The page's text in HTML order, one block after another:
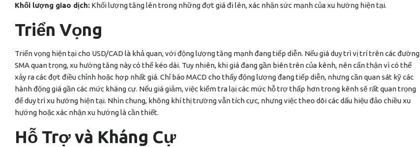
Khối lượng giao dịch: Khối lượng tăng lên trong những đợt giá đi lên, xác nhận sức mạnh của xu hướng hiện tại.
Triển Vọng
Triển vọng hiện tại cho USD/CAD là khả quan, với động lượng tăng mạnh đang tiếp diễn. Nếu giá duy trì vị trí trên các đường
SMA quan trọng, xu hướng tăng này có thể kéo dài. Tuy nhiên, khi giá đang gần biên trên của kênh, nên cẩn thận vì có thể
xảy ra các đợt điều chỉnh hoặc hợp nhất giá. Chỉ báo MACD cho thấy động lượng đang tiếp diễn, nhưng cần quan sát kỹ các
hành động giá gần các mức kháng cự. Nếu giá giảm, việc kiểm tra lại các mức hỗ trợ thấp hơn trong kênh sẽ rất quan trọng
để duy trì xu hướng hiện tại. Nhìn chung, không khí thị trường vẫn tích cực, nhưng việc theo dõi các dấu hiệu đảo chiều xu
hướng hoặc xác nhận xu hướng là cần thiết.
Hỗ Trợ và Kháng Cự